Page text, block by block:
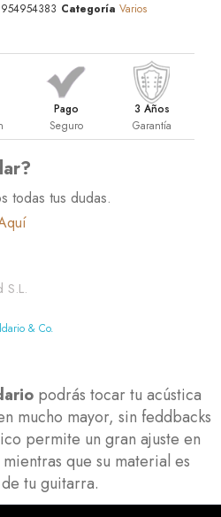
Categoría Varios
Pago
Seguro
3 Años
Garantía
todas tus dudas.
S.L.
& Co.
podrás tocar tu acústica
mucho mayor, sin feddbacks
permite un gran ajuste en
que su material es
tu guitarra.